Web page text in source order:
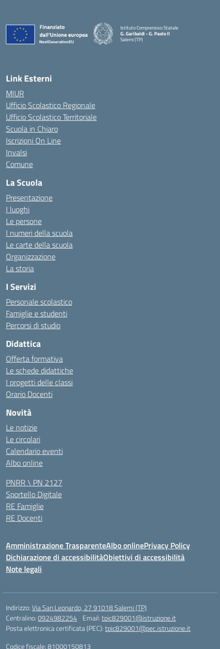
Istituto Comprensivo Statale
G. Garibaldi - G. Paolo II
Salemi (TP)
Link Esterni
MIUR
Ufficio Scolastico Regionale
Ufficio Scolastico Territoriale
Scuola in Chiaro
Iscrizioni On Line
Invalsi
Comune
La Scuola
Presentazione
I luoghi
Le persone
I numeri della scuola
Le carte della scuola
Organizzazione
La storia
I Servizi
Personale scolastico
Famiglie e studenti
Percorsi di studio
Didattica
Offerta formativa
Le schede didattiche
I progetti delle classi
Orario Docenti
Novità
Le notizie
Le circolari
Calendario eventi
Albo online
PNRR \ PN 2127
Sportello Digitale
RE Famiglie
RE Docenti
Amministrazione TrasparenteAlbo onlinePrivacy Policy
Dichiarazione di accessibilitàObiettivi di accessibilità
Note legali
Indirizzo:Via San Leonardo, 27 91018 Salemi (TP)
Centralino:0924982254 Email:tpic829001@istruzione.it
Posta elettronica certificata (PEC):tpic829001@pec.istruzione.it
Codice fiscale: 81000150813